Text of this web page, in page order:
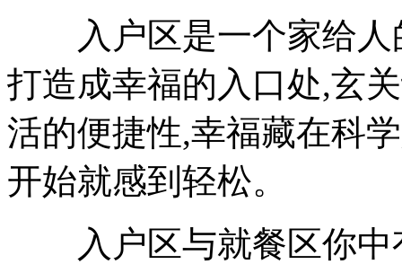
入户区是一个家给人
打造成幸福的入口处,玄
活的便捷性,幸福藏在科
开始就感到轻松。
入户区与就餐区你中